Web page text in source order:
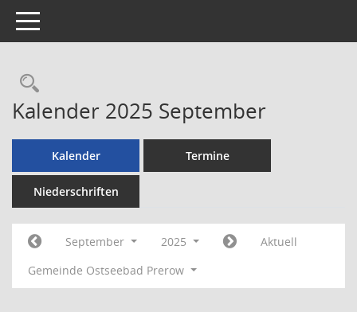
Toggle navigation
Rechercheauswahl
Kalender 2025 September
Kalender Termine
Niederschriften
September 2025
Aktuell
Gemeinde Ostseebad Prerow